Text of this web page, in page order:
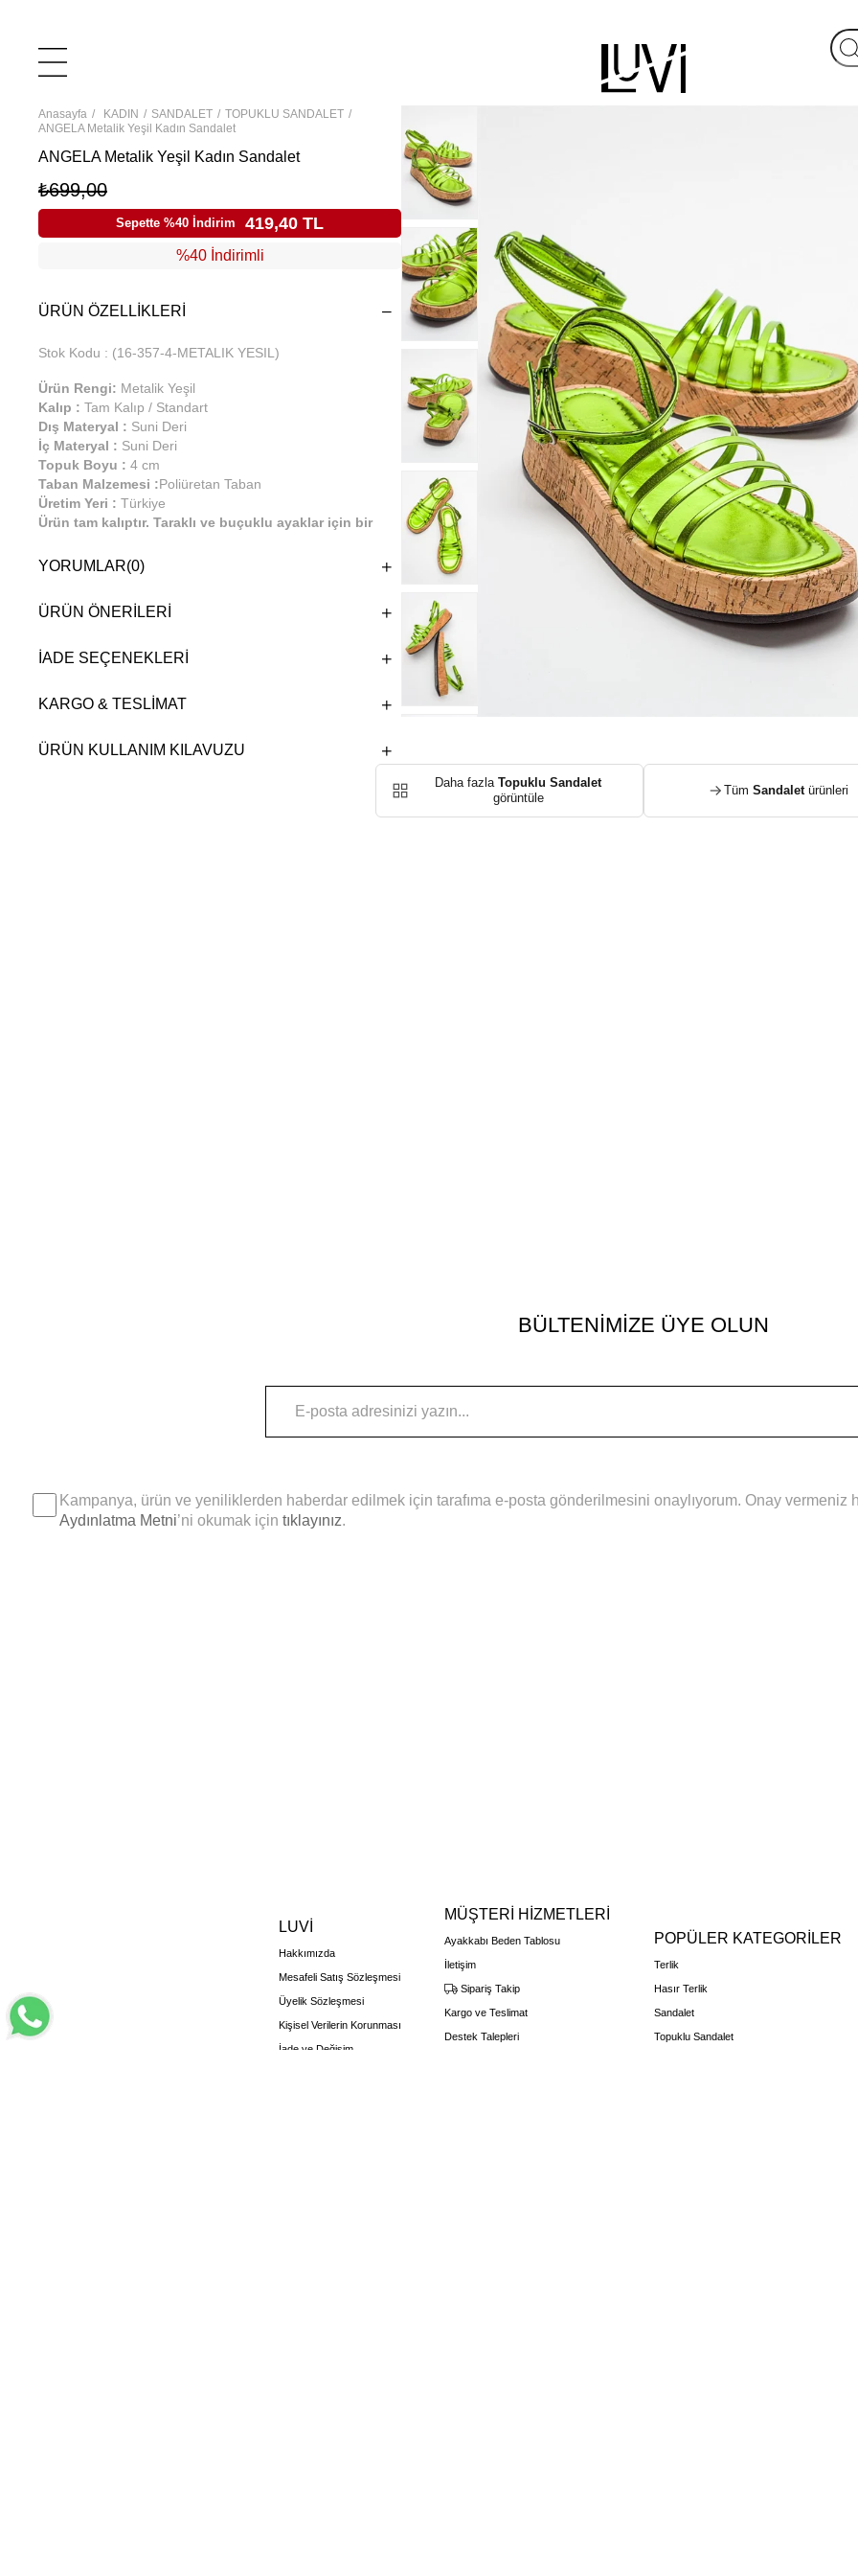
Anasayfa KADIN SANDALET
TOPUKLU SANDALET
ANGELA Metalik Yeşil Kadın Sandalet
ANGELA Metalik Yeşil Kadın Sandalet
₺699,00
Sepette %40 İndirim 419,40 TL
%40 İndirimli
ÜRÜN ÖZELLIKLERI
Stok Kodu (16-357-4-METALIK YESIL)
Ürün Rengi: Metalik Yeşil
Kalıp : Tam Kalıp / Standart
Dış Materyal : Suni Deri
İç Materyal : Suni Deri
Topuk Boyu : 4 cm
Taban Malzemesi :Poliüretan Taban
Üretim Yeri : Türkiye
Ürün tam kalıptır. Taraklı ve buçuklu ayaklar için bir
üretilmiştir. Günlük kullanıma uygundur.
YORUMLAR(0)
ÜRÜN ÖNERILERI
İADE SEÇENEKLERI
KARGO & TESLIMAT
ÜRÜN KULLANIM KILAVUZU
Daha fazla Topuklu Sandalet
görüntüle
Tüm Sandaletürünleri
BÜLTENİMİZE ÜYE OLUN
Kampanya, ürün ve yeniliklerden haberdar edilmek için tarafıma e-posta gönderilmesini onaylıyorum. Onay
Aydınlatma Metni’ni okumak için tıklayınız.
LUVİ
Hakkımızda
Mesafeli Satış Sözleşmesi
Üyelik Sözleşmesi
Kişisel Verilerin Korunması
İade ve Değişim
MÜŞTERİ HİZMETLERİ
Ayakkabı Beden Tablosu
İletişim
Sipariş Takip
Kargo ve Teslimat
Destek Talepleri
POPÜLER KATEGORİLER
Terlik
Hasır Terlik
Sandalet
Topuklu Sandalet